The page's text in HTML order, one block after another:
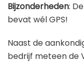
Bijzonderheden:
bevat wél GPS!
Naast de
bedrijf meteen de